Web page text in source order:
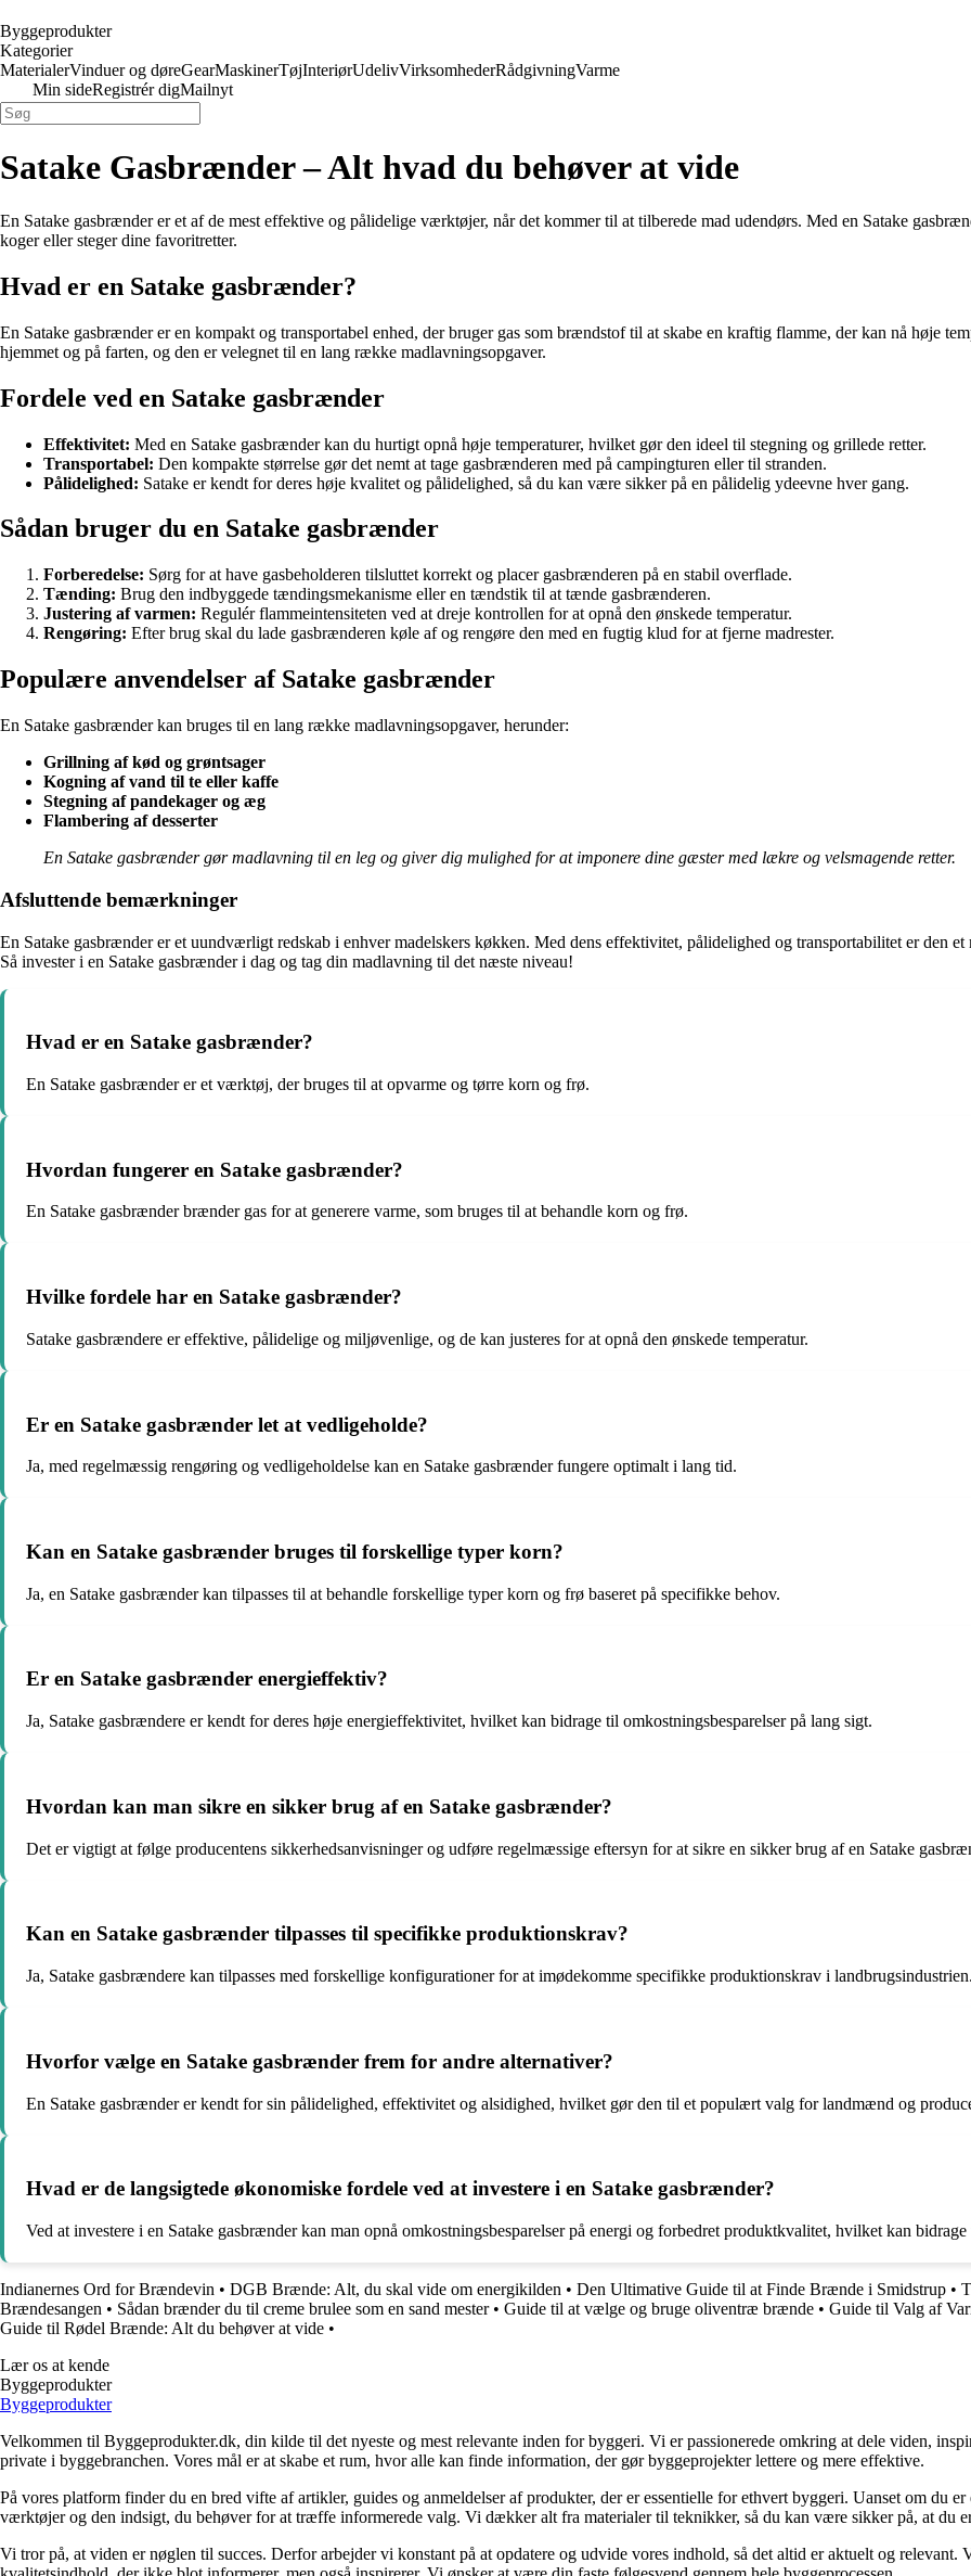
Byggeprodukter
Kategorier
MaterialerVinduer og døreGearMaskinerTøjInteriørUdelivVirksomhederRådgivningVarme
Min sideRegistrér digMailnyt
Satake Gasbrænder – Alt hvad du behøver at vide
En Satake gasbrænder er et af de mest effektive og pålidelige værktøjer, når det kommer til at tilberede mad udendørs. Med en Satake
koger eller steger dine favoritretter.
Hvad er en Satake gasbrænder?
En Satake gasbrænder er en kompakt og transportabel enhed, der bruger gas som brændstof til at skabe en kraftig flamme, der kan nå høje
hjemmet og på farten, og den er velegnet til en lang række madlavningsopgaver.
Fordele ved en Satake gasbrænder
Effektivitet: Med en Satake gasbrænder kan du hurtigt opnå høje temperaturer, hvilket gør den ideel til stegning og grillede retter.
Transportabel: Den kompakte størrelse gør det nemt at tage gasbrænderen med på campingturen eller til stranden.
Pålidelighed: Satake er kendt for deres høje kvalitet og pålidelighed, så du kan være sikker på en pålidelig ydeevne hver gang.
Sådan bruger du en Satake gasbrænder
Forberedelse: Sørg for at have gasbeholderen tilsluttet korrekt og placer gasbrænderen på en stabil overflade.
Tænding: Brug den indbyggede tændingsmekanisme eller en tændstik til at tænde gasbrænderen.
Justering af varmen: Regulér flammeintensiteten ved at dreje kontrollen for at opnå den ønskede temperatur.
Rengøring: Efter brug skal du lade gasbrænderen køle af og rengøre den med en fugtig klud for at fjerne madrester.
Populære anvendelser af Satake gasbrænder
En Satake gasbrænder kan bruges til en lang række madlavningsopgaver, herunder:
Grillning af kød og grøntsager
Kogning af vand til te eller kaffe
Stegning af pandekager og æg
Flambering af desserter
En Satake gasbrænder gør madlavning til en leg og giver dig mulighed for at imponere dine gæster med lækre og velsmagende retter.
Afsluttende bemærkninger
En Satake gasbrænder er et uundværligt redskab i enhver madelskers køkken. Med dens effektivitet, pålidelighed og transportabilitet er den
Så invester i en Satake gasbrænder i dag og tag din madlavning til det næste niveau!
Hvad er en Satake gasbrænder?
En Satake gasbrænder er et værktøj, der bruges til at opvarme og tørre korn og frø.
Hvordan fungerer en Satake gasbrænder?
En Satake gasbrænder brænder gas for at generere varme, som bruges til at behandle korn og frø.
Hvilke fordele har en Satake gasbrænder?
Satake gasbrændere er effektive, pålidelige og miljøvenlige, og de kan justeres for at opnå den ønskede temperatur.
Er en Satake gasbrænder let at vedligeholde?
Ja, med regelmæssig rengøring og vedligeholdelse kan en Satake gasbrænder fungere optimalt i lang tid.
Kan en Satake gasbrænder bruges til forskellige typer korn?
Ja, en Satake gasbrænder kan tilpasses til at behandle forskellige typer korn og frø baseret på specifikke behov.
Er en Satake gasbrænder energieffektiv?
Ja, Satake gasbrændere er kendt for deres høje energieffektivitet, hvilket kan bidrage til omkostningsbesparelser på lang sigt.
Hvordan kan man sikre en sikker brug af en Satake gasbrænder?
Det er vigtigt at følge producentens sikkerhedsanvisninger og udføre regelmæssige eftersyn for at sikre en sikker brug af en Satake
Kan en Satake gasbrænder tilpasses til specifikke produktionskrav?
Ja, Satake gasbrændere kan tilpasses med forskellige konfigurationer for at imødekomme specifikke produktionskrav i landbrugsindustrien.
Hvorfor vælge en Satake gasbrænder frem for andre alternativer?
En Satake gasbrænder er kendt for sin pålidelighed, effektivitet og alsidighed, hvilket gør den til et populært valg for landmænd og
Hvad er de langsigtede økonomiske fordele ved at investere i en Satake gasbrænder?
Ved at investere i en Satake gasbrænder kan man opnå omkostningsbesparelser på energi og forbedret produktkvalitet, hvilket kan
Indianernes Ord for Brændevin • DGB Brænde: Alt, du skal vide om energikilden • Den Ultimative Guide til at Finde Brænde i Smidstrup •
Brændesangen • Sådan brænder du til creme brulee som en sand mester • Guide til at vælge og bruge oliventræ brænde • Guide til Valg af
Guide til Rødel Brænde: Alt du behøver at vide •
Lær os at kende
Byggeprodukter
Byggeprodukter
Velkommen til Byggeprodukter.dk, din kilde til det nyeste og mest relevante inden for byggeri. Vi er passionerede omkring at dele viden,
private i byggebranchen. Vores mål er at skabe et rum, hvor alle kan finde information, der gør byggeprojekter lettere og mere effektive.
På vores platform finder du en bred vifte af artikler, guides og anmeldelser af produkter, der er essentielle for ethvert byggeri. Uanset om du
værktøjer og den indsigt, du behøver for at træffe informerede valg. Vi dækker alt fra materialer til teknikker, så du kan være sikker på, at du
Vi tror på, at viden er nøglen til succes. Derfor arbejder vi konstant på at opdatere og udvide vores indhold, så det altid er aktuelt og relevant.